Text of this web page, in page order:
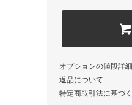
オプションの値段詳細
返品について
特定商取引法に基づ